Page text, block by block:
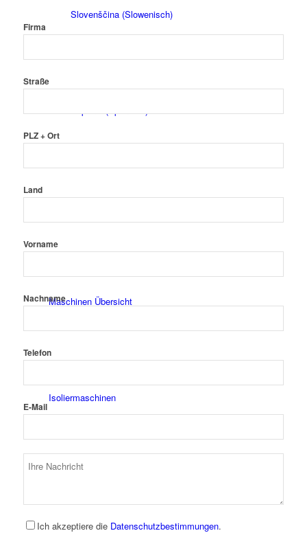
Slovenščina(Slowenisch)
Español(Spanisch)
Maschinen Übersicht
Isoliermaschinen
Firma
Straße
PLZ + Ort
Land
Vorname
Nachname
Telefon
E-Mail
Ich akzeptiere die Datenschutzbestimmungen.